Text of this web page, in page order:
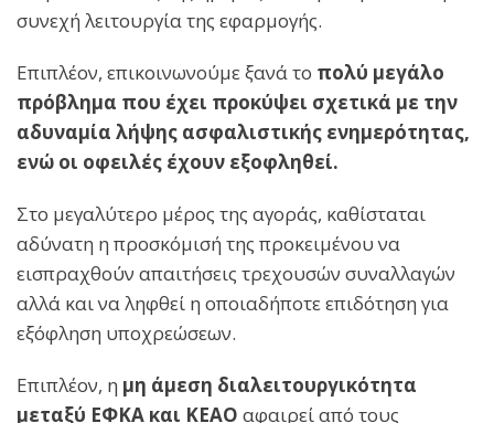
συνεχή λειτουργία της εφαρμογής.
Επιπλέον, επικοινωνούμε ξανά το πολύ μεγάλο
πρόβλημα που έχει προκύψει σχετικά με την
αδυναμία λήψης ασφαλιστικής ενημερότητας,
ενώ οι οφειλές έχουν εξοφληθεί.
Στο μεγαλύτερο μέρος της αγοράς, καθίσταται
αδύνατη η προσκόμισή της προκειμένου να
εισπραχθούν απαιτήσεις τρεχουσών συναλλαγών
αλλά και να ληφθεί η οποιαδήποτε επιδότηση για
εξόφληση υποχρεώσεων.
Επιπλέον, η μη άμεση διαλειτουργικότητα
μεταξύ ΕΦΚΑ και ΚΕΑΟ αφαιρεί από τους